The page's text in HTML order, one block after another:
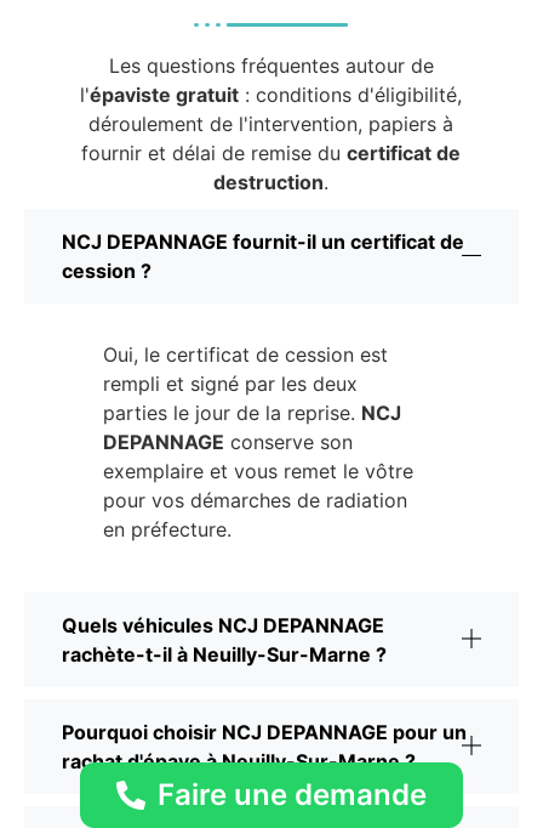
Les questions fréquentes autour de
l'épaviste gratuit : conditions d'éligibilité,
déroulement de l'intervention, papiers à
fournir et délai de remise ducertificat de
destruction.
NCJ DEPANNAGE fournit-il un certificat de
cession ?
Oui, le certificat de cession est
rempli et signé par les deux
parties le jour de la reprise. NCJ
DEPANNAGE conserve son
exemplaire et vous remet le vôtre
pour vos démarches de radiation
en préfecture.
Quels véhicules NCJ DEPANNAGE
rachète-t-il à Neuilly-Sur-Marne ?
Pourquoi choisir NCJ DEPANNAGE pour un
rachat d'épave à Neuilly-Sur-Marne ?
Faire une demande